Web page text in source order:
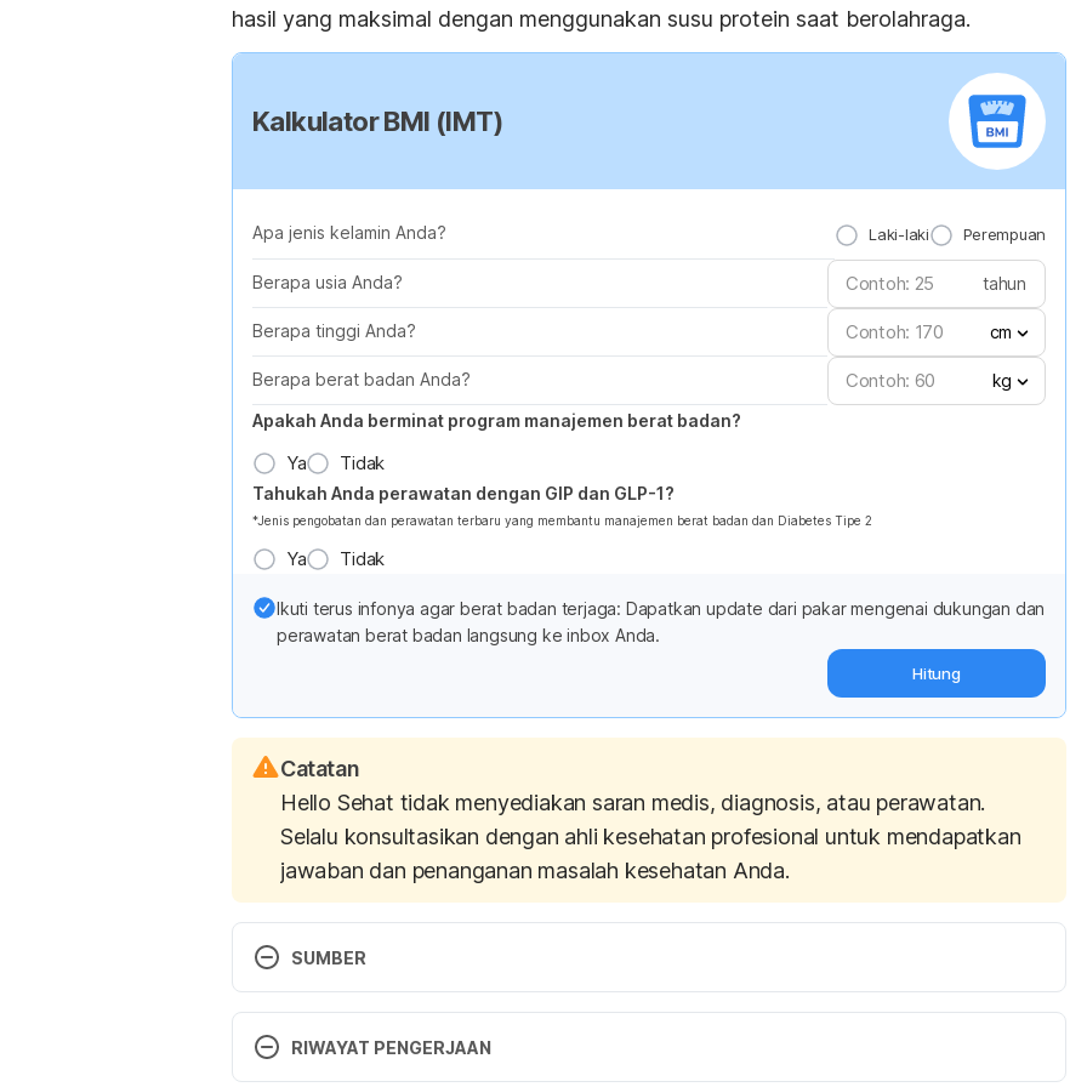
hasil yang maksimal dengan menggunakan susu protein saat berolahraga.
Kalkulator BMI (IMT)
Apa jenis kelamin Anda? Laki-laki Perempuan
Berapa usia Anda? tahun
Berapa tinggi Anda? cm
Berapa berat badan Anda?
kg
Apakah Anda berminat program manajemen berat badan?
Ya Tidak
Tahukah Anda perawatan dengan GIP dan GLP-1?
*Jenis pengobatan dan perawatan terbaru yang membantu manajemen berat badan dan Diabetes Tipe 2
Ya Tidak
Ikuti terus infonya agar berat badan terjaga: Dapatkan update dari pakar mengenai dukungan dan
perawatan berat badan langsung ke inbox Anda.
Hitung
Catatan
Hello Sehat tidak menyediakan saran medis, diagnosis, atau perawatan.
Selalu konsultasikan dengan ahli kesehatan profesional untuk mendapatkan
jawaban dan penanganan masalah kesehatan Anda.
SUMBER
Tersedia pada:
loss#section4
RIWAYAT PENGERJAAN